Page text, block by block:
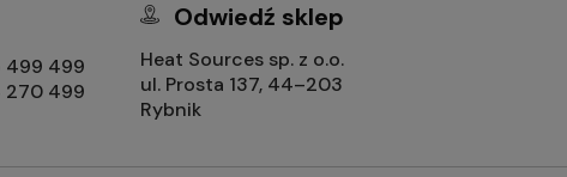
499 499
270 499
Odwiedź sklep
Heat Sources sp. z o.o.
ul. Prosta 137, 44–203
Rybnik